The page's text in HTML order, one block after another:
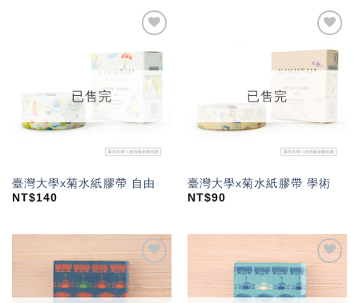
「願
望輕
單」
已售完
臺灣大學x菊水紙膠帶 自由
NT$140
加入
「願
望輕
已售完
臺灣大學x菊水紙膠帶 學術
NT$90
加入
「願
望輕
加入
「願
望輕